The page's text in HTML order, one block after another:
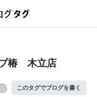
椿 木立店
このタグでブログを書く